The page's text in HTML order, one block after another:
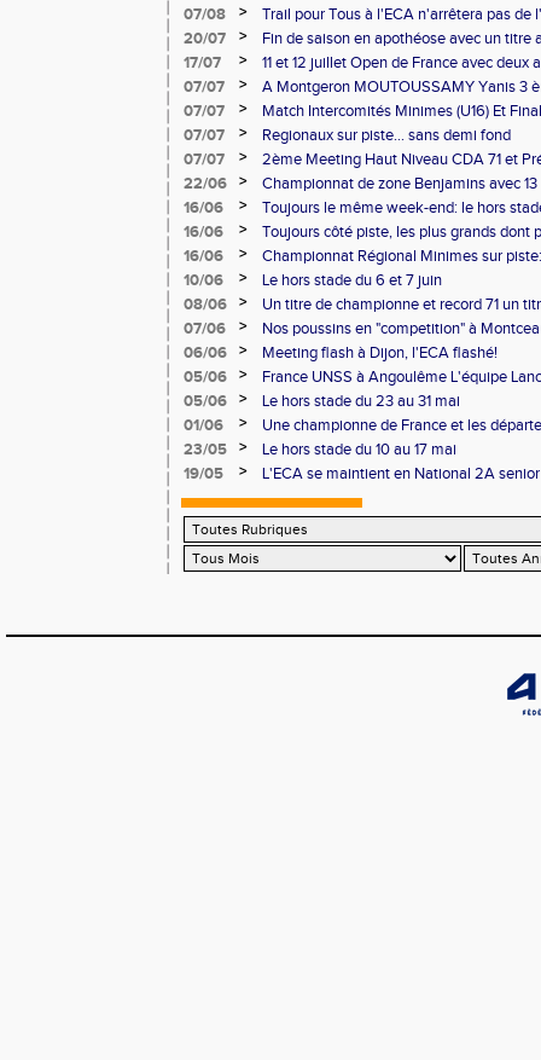
07/08 >
Trail pour Tous à l'ECA n'arrêtera pas de
20/07
>
Fin de saison en apothéose avec un titre
saison
17/07 >
11 et 12 juillet Open de France avec deux
07/07
>
A Montgeron MOUTOUSSAMY Yanis 3
française à Decines: Demi-fond
07/07 >
Match Intercomités Minimes (U16) Et
Benjamin(e)s (U14) à Besançon de haut
07/07 >
Regionaux sur piste... sans demi fond
07/07
>
2ème Meeting Haut Niveau CDA 71 et
Chalon
22/06 >
Championnat de zone Benjamins avec
Pontoise et Macon
16/06 >
Toujours le même week-end: le hors
16/06
>
Toujours côté piste, les plus grands dont
Master et 20 ème perf française au triple
16/06 >
Championnat Régional Minimes sur
personnels
10/06 >
Le hors stade du 6 et 7 juin
08/06
>
Un titre de championne et record 71 un
l'ECAlité aux Regionaux d'Epreuves
07/06 >
Nos poussins en "competition" à
06/06
>
Meeting flash à Dijon, l'ECA flashé!
05/06
>
France UNSS à Angoulême L'équipe
podium
05/06 >
Le hors stade du 23 au 31 mai
01/06
>
Une championne de France et les
23/05
>
Le hors stade du 10 au 17 mai
19/05
> L'ECA se maintient en National 2A